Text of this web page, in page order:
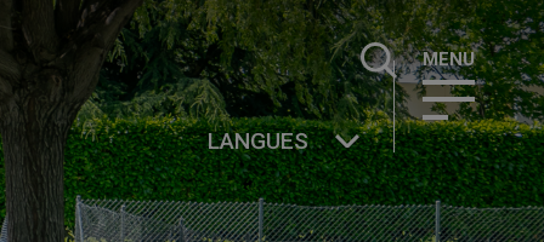
Rechercher :